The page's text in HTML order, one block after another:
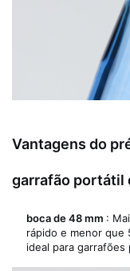
Vantagens do
garrafão portátil
boca de 48 mm :
rápido e menor que
ideal para